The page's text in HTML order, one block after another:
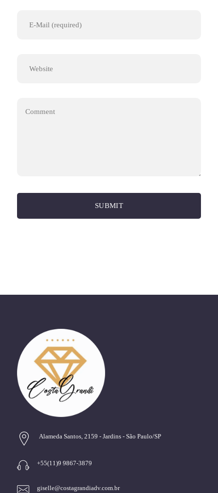
Alameda Santos, 2159 - Jardins - São Paulo/SP
+55(11)9 9867-3879
giselle@costagrandiadv.com.br